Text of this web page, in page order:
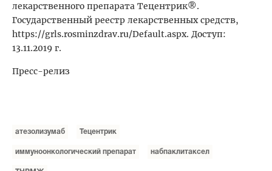
лекарственного препарата Тецентрик®.
Государственный реестр лекарственных средств,
https://grls.rosminzdrav.ru/Default.aspx. Доступ:
13.11.2019 г.
Пресс-релиз
атезолизумаб Тецентрик
иммуноонкологический препарат набпаклитаксел